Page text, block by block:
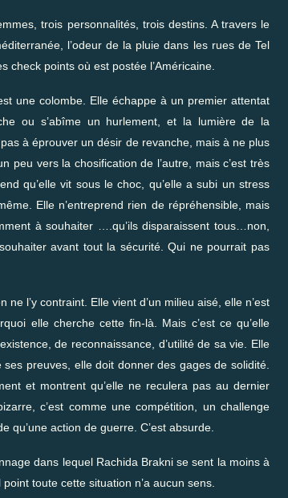
trois personnalités, trois destins. A travers le
l’odeur de la pluie dans les rues de Tel
points où est postée l’Américaine.
une colombe. Elle échappe à un premier attentat
ou s’abîme un hurlement, et la lumière de la
à éprouver un désir de revanche, mais à ne plus
peu vers la chosification de l’autre, mais c’est très
qu’elle vit sous le choc, qu’elle a subi un stress
Elle n’entreprend rien de répréhensible, mais
à souhaiter ….qu’ils disparaissent tous…non,
avant tout la sécurité. Qui ne pourrait pas
l’y contraint. Elle vient d’un milieu aisé, elle n’est
elle cherche cette fin-là. Mais c’est ce qu’elle
de reconnaissance, d’utilité de sa vie. Elle
preuves, elle doit donner des gages de solidité.
et montrent qu’elle ne reculera pas au dernier
c’est comme une compétition, un challenge
qu’une action de guerre. C’est absurde.
dans lequel Rachida Brakni se sent la moins à
toute cette situation n’a aucun sens.